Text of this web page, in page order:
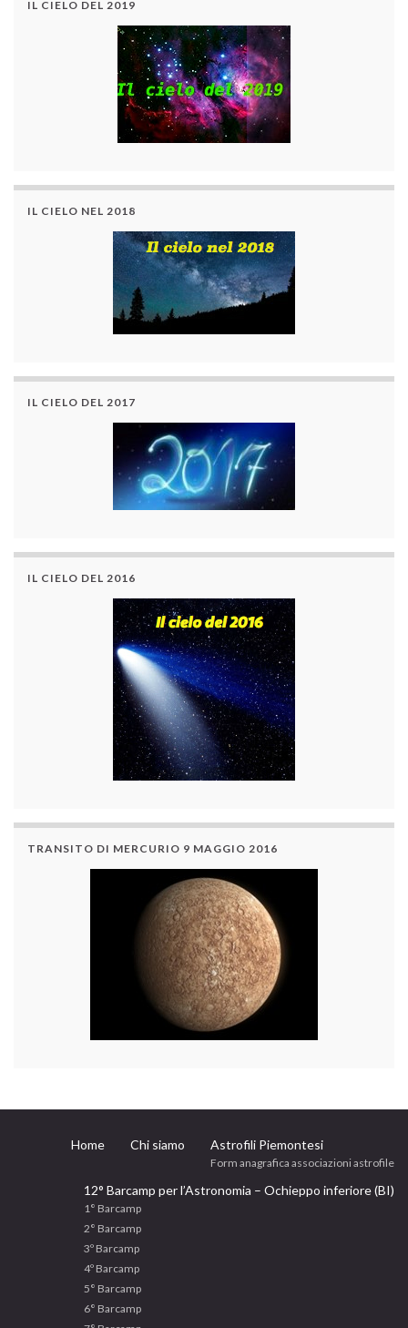
IL CIELO DEL 2019
IL CIELO NEL 2018
IL CIELO DEL 2017
IL CIELO DEL 2016
TRANSITO DI MERCURIO 9 MAGGIO 2016
Home Chi siamo Astrofili Piemontesi
Form anagrafica associazioni astrofile
12° Barcamp per l’Astronomia – Ochieppo inferiore (BI)
1° Barcamp
2° Barcamp
3º Barcamp
4º Barcamp
5° Barcamp
6° Barcamp